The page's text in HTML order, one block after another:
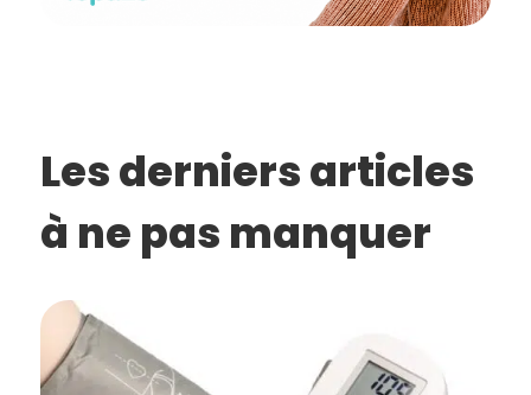
Les derniers articles
à ne pas manquer